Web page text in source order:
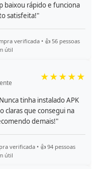
baixou rápido e funciona
satisfeita!"
verificada • 👍 56 pessoas
útil
★★★★★
tinha instalado APK
claras que consegui na
demais!"
verificada • 👍 94 pessoas
útil